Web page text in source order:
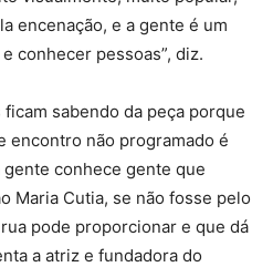
encenação, e a gente é um
conhecer pessoas”, diz.
sabendo da peça porque
encontro não programado é
conhece gente que
Maria Cutia, se não fosse pelo
pode proporcionar e que dá
a atriz e fundadora do